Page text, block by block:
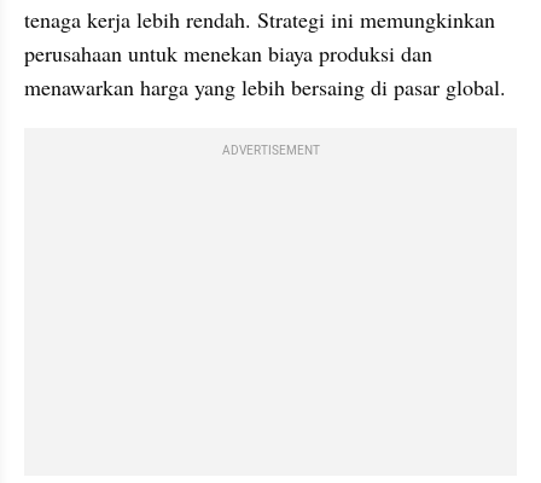
tenaga kerja lebih rendah. Strategi ini memungkinkan
perusahaan untuk menekan biaya produksi dan
menawarkan harga yang lebih bersaing di pasar global.
ADVERTISEMENT